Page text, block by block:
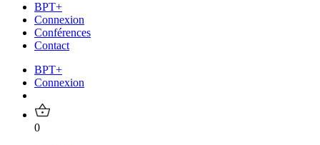
BPT+
Connexion
Conférences
Contact
BPT+
Connexion
0